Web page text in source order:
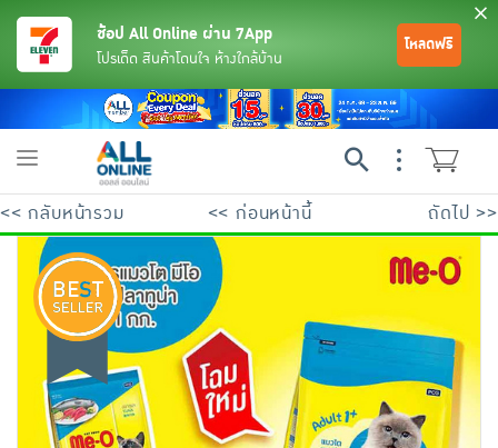
ย้อนกลับ
ย้อนกลับ
ย้อนกลับ
ย้อนกลับ
ย้อนกลับ
ย้อนกลับ
ย้อนกลับ
ย้อนกลับ
ย้อนกลับ
ย้อนกลับ
ย้อนกลับ
ช้อป All Online ผ่าน 7App
โปรเด็ด สินค้าโดนใจ ห้างใกล้บ้าน
โหลดฟรี
Toggle
<< กลับหน้ารวม << ก่อนหน้านี้ ถัดไป >>